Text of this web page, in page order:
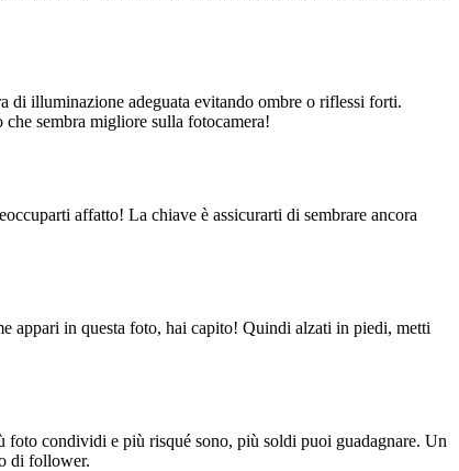
di illuminazione adeguata evitando ombre o riflessi forti.
sembra migliore sulla fotocamera!
affatto! La chiave è assicurarti di sembrare ancora
appari in questa foto, hai capito! Quindi alzati in piedi, metti
condividi e più risqué sono, più soldi puoi guadagnare. Un
di follower.